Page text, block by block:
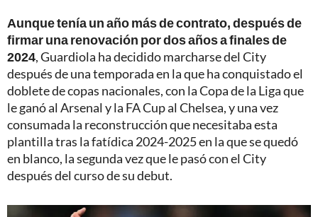
Aunque tenía un año más de contrato, después de
firmar una renovación por dos años a finales de
2024, Guardiola ha decidido marcharse del City
después de una temporada en la que ha conquistado el
doblete de copas nacionales, con la Copa de la Liga que
le ganó al Arsenal y la FA Cup al Chelsea, y una vez
consumada la reconstrucción que necesitaba esta
plantilla tras la fatídica 2024-2025 en la que se quedó
en blanco, la segunda vez que le pasó con el City
después del curso de su debut.